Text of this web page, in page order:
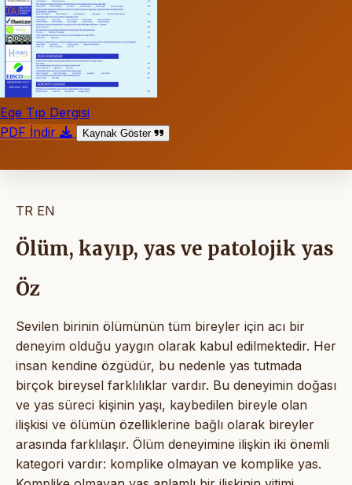
Ege Tıp Dergisi
PDF İndir
Kaynak Göster
TR EN
Ölüm, kayıp, yas ve patolojik yas
Öz
Sevilen birinin ölümünün tüm bireyler için acı bir
deneyim olduğu yaygın olarak kabul edilmektedir. Her
insan kendine özgüdür, bu nedenle yas tutmada
birçok bireysel farklılıklar vardır. Bu deneyimin doğası
ve yas süreci kişinin yaşı, kaybedilen bireyle olan
ilişkisi ve ölümün özelliklerine bağlı olarak bireyler
arasında farklılaşır. Ölüm deneyimine ilişkin iki önemli
kategori vardır: komplike olmayan ve komplike yas.